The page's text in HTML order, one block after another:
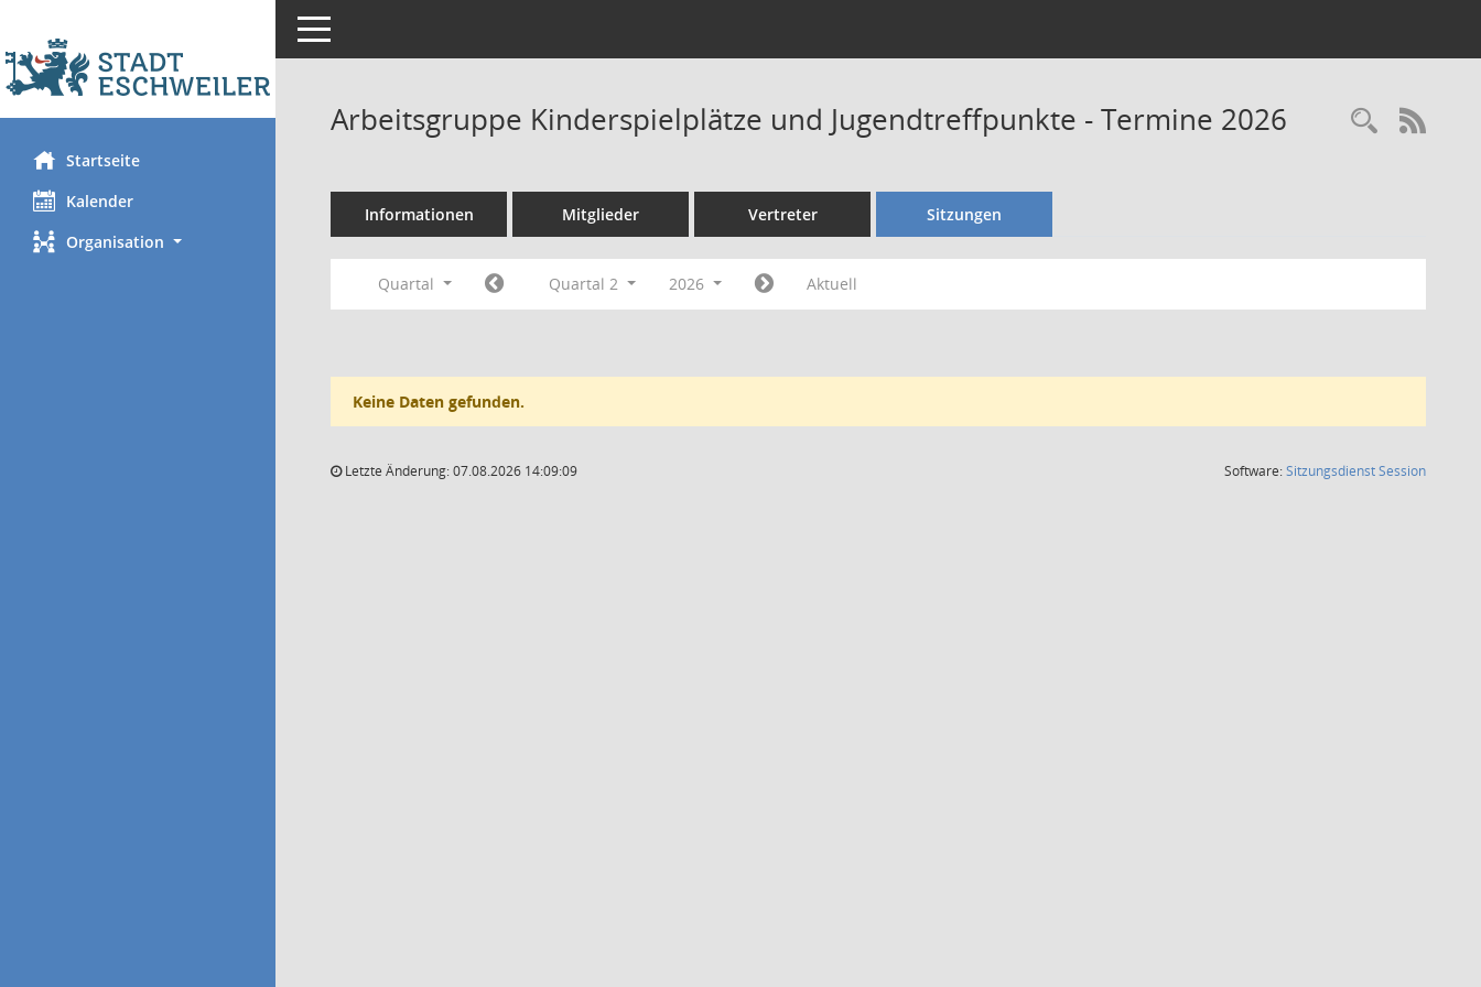
Startseite
Kalender
Organisation
Toggle navigation
Arbeitsgruppe Kinderspielplätze und Jugendtreffpunkte - Termine 2026
Informationen Mitglieder Vertreter Sitzungen
Quartal Quartal 2 2026 Aktuell
Keine Daten gefunden.
Letzte Änderung: 07.08.2026 14:09:09 Software:SitzungsdienstSession(Wird in